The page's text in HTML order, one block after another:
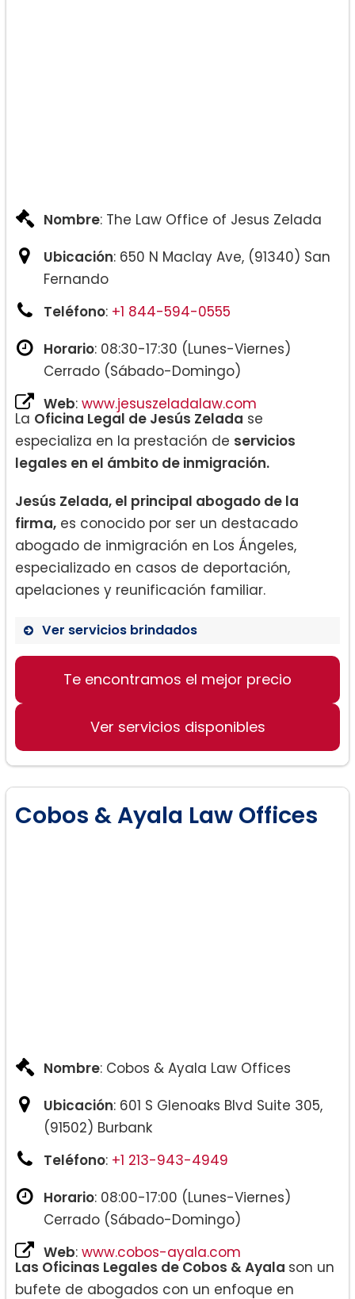
Nombre: The Law Office of Jesus Zelada
Ubicación: 650 N Maclay Ave, (91340) San
Fernando
Teléfono: +1 844-594-0555
Horario: 08:30-17:30 (Lunes-Viernes)
Cerrado (Sábado-Domingo)
Web: www.jesuszeladalaw.com
La Oficina Legal de Jesús Zelada se
especializa en la prestación de servicios
legales en el ámbito de inmigración.
Jesús Zelada, el principal abogado de la
firma, es conocido por ser un destacado
abogado de inmigración en Los Ángeles,
especializado en casos de deportación,
apelaciones y reunificación familiar.
Ver servicios brindados
Casos de deportación
Reunificación familiar
Te encontramos el mejor precio
Ver servicios disponibles
Cobos & Ayala Law Offices
Nombre: Cobos & Ayala Law Offices
Ubicación: 601 S Glenoaks Blvd Suite 305,
(91502) Burbank
Teléfono: +1 213-943-4949
Horario: 08:00-17:00 (Lunes-Viernes)
Cerrado (Sábado-Domingo)
Web: www.cobos-ayala.com
Las Oficinas Legales de Cobos & Ayala son un
bufete de abogados con un enfoque en